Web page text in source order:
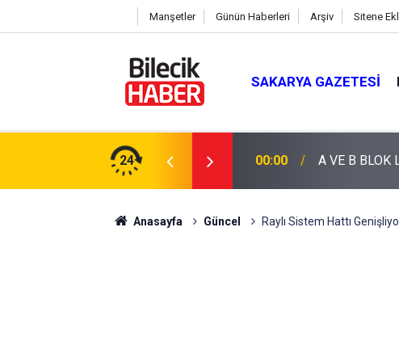
Manşetler Günün Haberleri Arşiv Sitene
SAKARYA GAZETESI
24 00:00 A VE B BLOK
Anasayfa Güncel Raylı Sistem Hattı